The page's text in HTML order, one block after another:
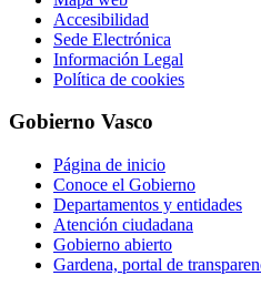
Accesibilidad
Sede Electrónica
Información Legal
Política de cookies
Gobierno Vasco
Página de inicio
Conoce el Gobierno
Departamentos y entidades
Atención ciudadana
Gobierno abierto
Gardena, portal de